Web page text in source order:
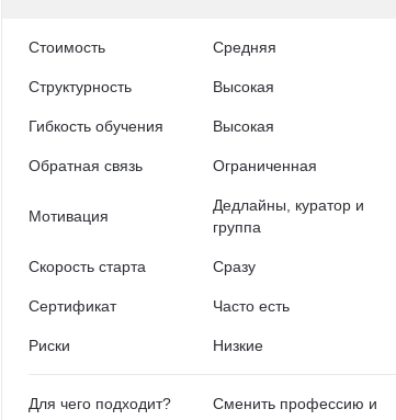
Стоимость Средняя
Структурность Высокая
Гибкость обучения Высокая
Обратная связь Ограниченная
Мотивация
Дедлайны, куратор и
группа
Скорость старта Сразу
Сертификат Часто есть
Риски Низкие
Для чего подходит?
Сменить профессию и